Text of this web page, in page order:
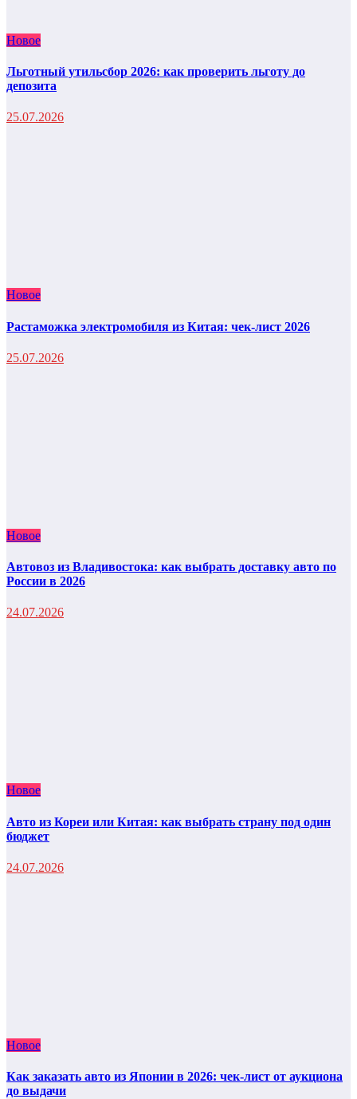
Новое
Льготный утильсбор 2026: как проверить льготу до
депозита
25.07.2026
Новое
Растаможка электромобиля из Китая: чек-лист 2026
25.07.2026
Новое
Автовоз из Владивостока: как выбрать доставку авто по
России в 2026
24.07.2026
Новое
Авто из Кореи или Китая: как выбрать страну под один
бюджет
24.07.2026
Новое
Как заказать авто из Японии в 2026: чек-лист от аукциона
до выдачи